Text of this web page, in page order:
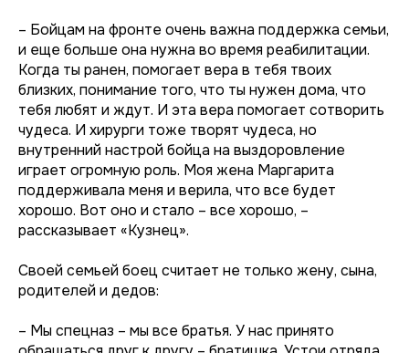
– Бойцам на фронте очень важна поддержка семьи,
и еще больше она нужна во время реабилитации.
Когда ты ранен, помогает вера в тебя твоих
близких, понимание того, что ты нужен дома, что
тебя любят и ждут. И эта вера помогает сотворить
чудеса. И хирурги тоже творят чудеса, но
внутренний настрой бойца на выздоровление
играет огромную роль. Моя жена Маргарита
поддерживала меня и верила, что все будет
хорошо. Вот оно и стало – все хорошо, –
рассказывает «Кузнец».
Своей семьей боец считает не только жену, сына,
родителей и дедов:
– Мы спецназ – мы все братья. У нас принято